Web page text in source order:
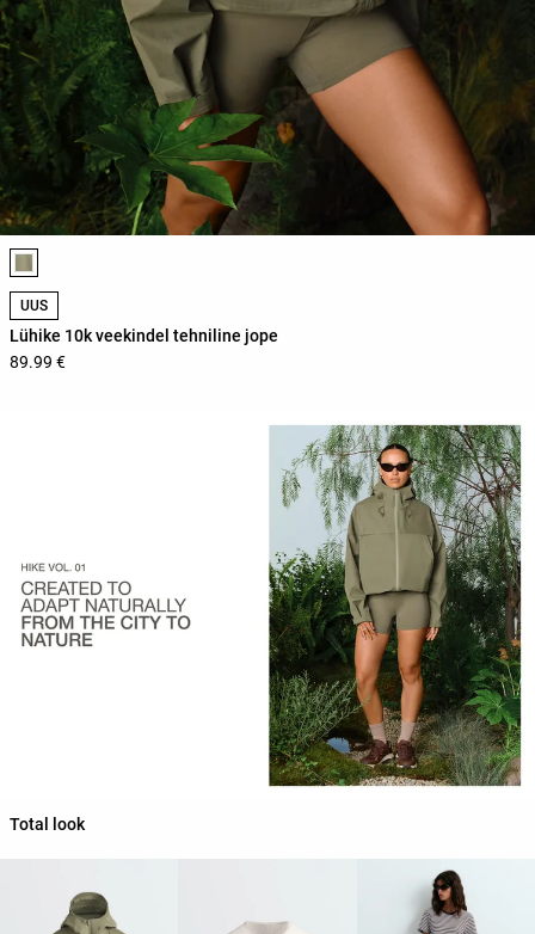
Toote värvide loend
UUS
Lühike 10k veekindel tehniline jope
89.99 €
Total look